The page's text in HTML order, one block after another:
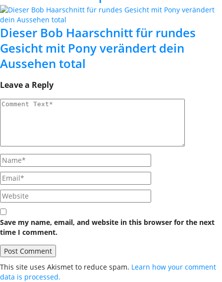
Dieser Bob Haarschnitt für rundes
Gesicht mit Pony verändert dein
Aussehen total
Leave a Reply
Save my name, email, and website in this browser for the next
time I comment.
This site uses Akismet to reduce spam. Learn how your comment
data is processed.